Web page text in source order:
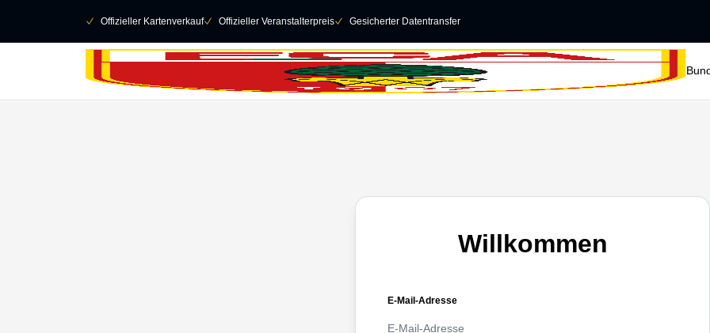
􀆅 Offizieller Kartenverkauf􀆅 Offizieller Veranstalterpreis􀆅 Gesicherter Datentransfer
Willkommen
E-Mail-Adresse